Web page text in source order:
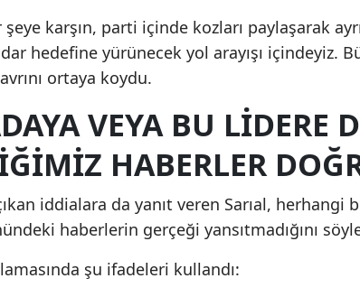
şeye karşın, parti içinde kozları paylaşarak
hedefine yürünecek yol arayışı içindeyiz.
ortaya koydu.
VEYA BU LİDERE
HABERLER
iddialara da yanıt veren Sarıal,
haberlerin gerçeği yansıtmadığını
şu ifadeleri kullandı: